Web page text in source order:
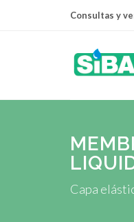
Consultas y
Capa